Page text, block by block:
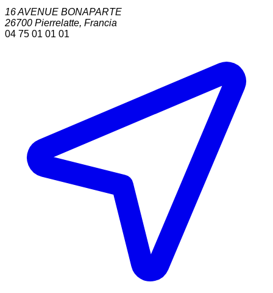
16 AVENUE BONAPARTE
26700 Pierrelatte, Francia
04 75 01 01 01